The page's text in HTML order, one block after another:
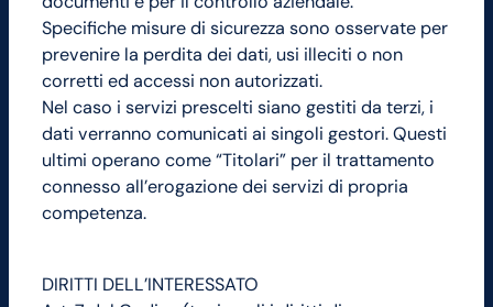
Specifiche misure di sicurezza sono osservate per
prevenire la perdita dei dati, usi illeciti o non
corretti ed accessi non autorizzati.
Nel caso i servizi prescelti siano gestiti da terzi, i
dati verranno comunicati ai singoli gestori. Questi
ultimi operano come “Titolari” per il trattamento
connesso all’erogazione dei servizi di propria
competenza.
DIRITTI DELL’INTERESSATO